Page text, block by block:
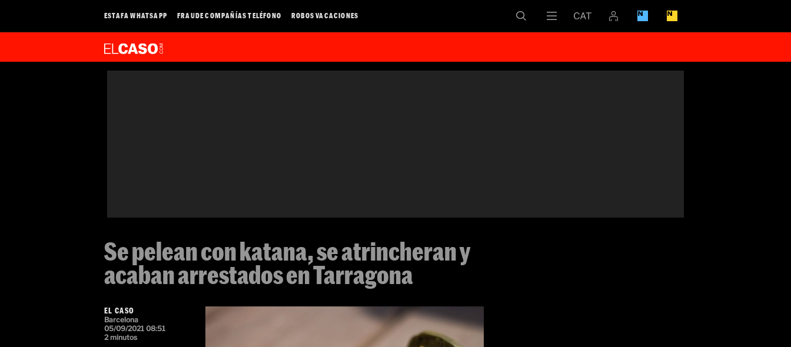
ESTAFA WHATSAPP FRAUDE COMPAÑÍAS TELÉFONO ROBOS VACACIONES
Se pelean con katana, se atrincheran y
acaban arrestados en Tarragona
EL CASO
Barcelona
05/09/2021 08:51
2 minutos